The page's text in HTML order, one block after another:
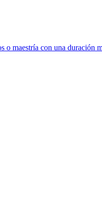
maestría con una duración